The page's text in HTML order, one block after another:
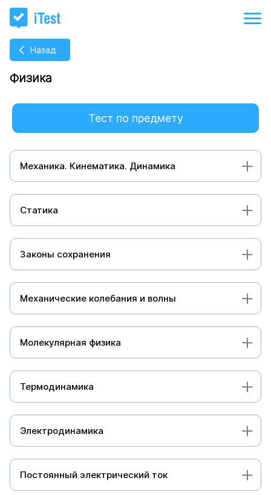
Назад
Физика
Тест по предмету
Механика. Кинематика. Динамика
Статика
Законы сохранения
Механические колебания и волны
Молекулярная физика
Термодинамика
Электродинамика
Постоянный электрический ток